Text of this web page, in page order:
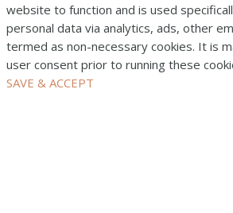
website to function and is used
personal data via analytics, ads, other
termed as non-necessary cookies. It is
user consent prior to running these
SAVE & ACCEPT